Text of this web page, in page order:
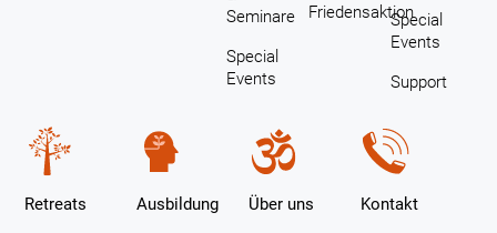
Seminare
Special
Events
FriedensaktionSpecial
Events
Support
Retreats
Ausbildung
Über uns
Kontakt